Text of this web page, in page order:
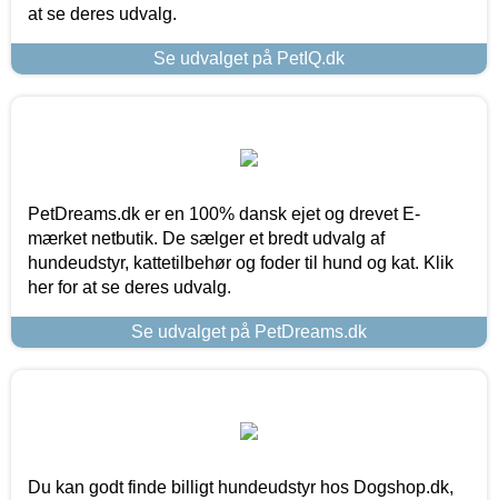
at se deres udvalg.
Se udvalget på PetIQ.dk
PetDreams.dk er en 100% dansk ejet og drevet E-
mærket netbutik. De sælger et bredt udvalg af
hundeudstyr, kattetilbehør og foder til hund og kat. Klik
her for at se deres udvalg.
Se udvalget på PetDreams.dk
Du kan godt finde billigt hundeudstyr hos Dogshop.dk,